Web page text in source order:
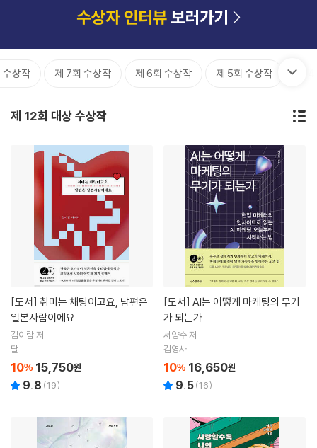
상작 제 7회 수상작 제 6회 수상작 제 5회 수상작 제 4
제 12회 대상 수상작
[도서]
일본사람이에요
김이람 저
달
10% 15,750원
9.8 (19)
[도서]
가 되는가
서양수 저
김영사
10% 16,650원
9.5(16)